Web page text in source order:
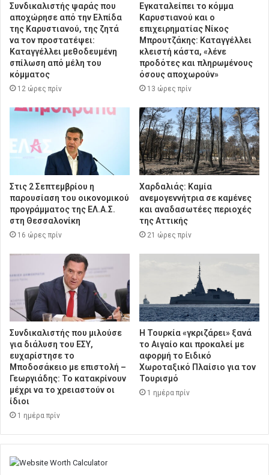
Συνδικαλιστής ψαράς που
αποχώρησε από την Ελπίδα
της Καρυστιανού, της ζητά
να τον προστατέψει:
Καταγγέλλει μεθοδευμένη
σπίλωση από μέλη του
κόμματος
12 ώρες πρίν
Εγκαταλείπει το κόμμα
Καρυστιανού και ο
επιχειρηματίας Νίκος
Μπρουτζάκης: Καταγγέλλει
κλειστή κάστα, «λένε
προδότες και πληρωμένους
όσους αποχωρούν»
13 ώρες πρίν
Στις 2 Σεπτεμβρίου η
παρουσίαση του οικονομικού
προγράμματος της ΕΛ.Α.Σ.
στη Θεσσαλονίκη
16 ώρες πρίν
Χαρδαλιάς: Καμία
ανεμογεννήτρια σε καμένες
και αναδασωτέες περιοχές
της Αττικής
21 ώρες πρίν
Συνδικαλιστής που μιλούσε
για διάλυση του ΕΣΥ,
ευχαρίστησε το
Μποδοσάκειο με επιστολή –
Γεωργιάδης: Το κατακρίνουν
μέχρι να το χρειαστούν οι
ίδιοι
1 ημέρα πρίν
Η Τουρκία «γκριζάρει» ξανά
το Αιγαίο και προκαλεί με
αφορμή το Ειδικό
Χωροταξικό Πλαίσιο για τον
Τουρισμό
1 ημέρα πρίν